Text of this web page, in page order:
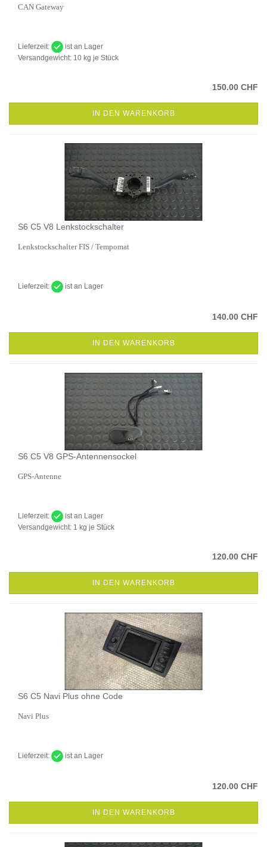
CAN Gateway
Lieferzeit:
ist an Lager
Versandgewicht: 10 kg je Stück
150.00 CHF
IN DEN WARENKORB
S6 C5 V8 Lenkstockschalter
Lenkstockschalter FIS / Tempomat
Lieferzeit: ist an Lager
140.00 CHF
IN DEN WARENKORB
S6 C5 V8 GPS-Antennensockel
GPS-Antenne
Lieferzeit:
ist an Lager
Versandgewicht: 1 kg je Stück
120.00 CHF
IN DEN WARENKORB
S6 C5 Navi Plus ohne Code
Navi Plus
Lieferzeit: ist an Lager
120.00 CHF
IN DEN WARENKORB